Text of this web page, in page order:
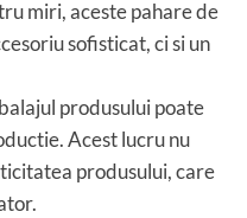
miri, aceste pahare de
sofisticat, ci si un
produsului poate
Acest lucru nu
produsului, care